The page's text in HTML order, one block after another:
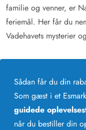
familie og venner, er
feriemål. Her får du
Vadehavets mysterier
Sådan får du din
Som gæst i et
guidede
når du bestiller din